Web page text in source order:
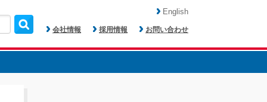
会社情報 採用情報 お問い合わせ
English